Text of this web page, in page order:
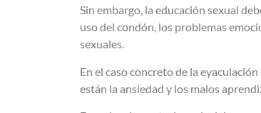
Sin embargo, la educación sexual
uso del condón, los problemas
sexuales.
En el caso concreto de la
están la ansiedad y los malos